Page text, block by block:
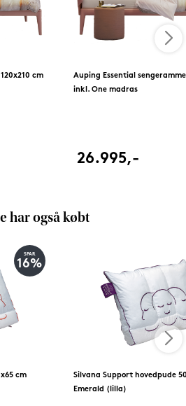
cm
Auping Essential sengeramme
inkl. One madras
26.995,-
har også købt
SPAR
16%
cm
Silvana Support hovedpude
Emerald (lilla)